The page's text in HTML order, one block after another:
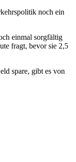
noch ein
einmal sorgfältig
fragt, bevor sie 2,5
spare, gibt es von